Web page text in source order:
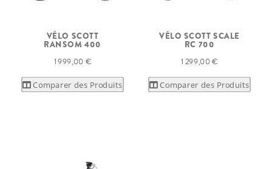
VÉLO SCOTT
RANSOM 400
1 999,00 €
Comparer des Produits
VÉLO SCOTT SCALE
RC 700
1 299,00 €
Comparer des Produits